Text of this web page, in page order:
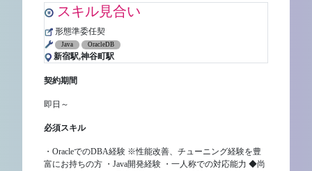
スキル見合い
形態準委任契
Java OracleDB
新宿駅,神谷町駅
契約期間
即日～
必須スキル
・OracleでのDBA経験 ※性能改善、チューニング経験を豊
富にお持ちの方 ・Java開発経験 ・一人称での対応能力 ◆尚